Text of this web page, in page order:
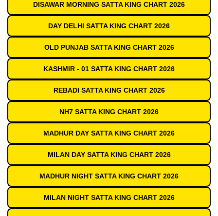
DISAWAR MORNING SATTA KING CHART 2026
DAY DELHI SATTA KING CHART 2026
OLD PUNJAB SATTA KING CHART 2026
KASHMIR - 01 SATTA KING CHART 2026
REBADI SATTA KING CHART 2026
NH7 SATTA KING CHART 2026
MADHUR DAY SATTA KING CHART 2026
MILAN DAY SATTA KING CHART 2026
MADHUR NIGHT SATTA KING CHART 2026
MILAN NIGHT SATTA KING CHART 2026